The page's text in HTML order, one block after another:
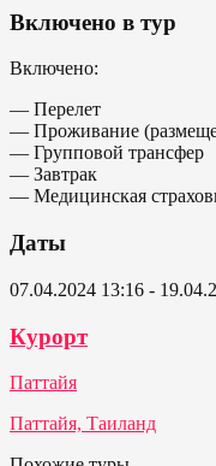
Включено в тур
Включено:
— Перелет
— Проживание
— Групповой трансфер
— Завтрак
— Медицинская
Даты
07.04.2024 13:16 -
Курорт
Паттайя
Паттайя, Таиланд